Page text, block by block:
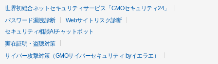
世界初総合ネットセキュリティサービス「GMOセキュリティ24」
パスワード漏洩診断
Webサイトリスク診断
セキュリティ相談AIチャットボット
実在証明・盗聴対策
サイバー攻撃対策（GMOサイバーセキュリティ byイエラエ）